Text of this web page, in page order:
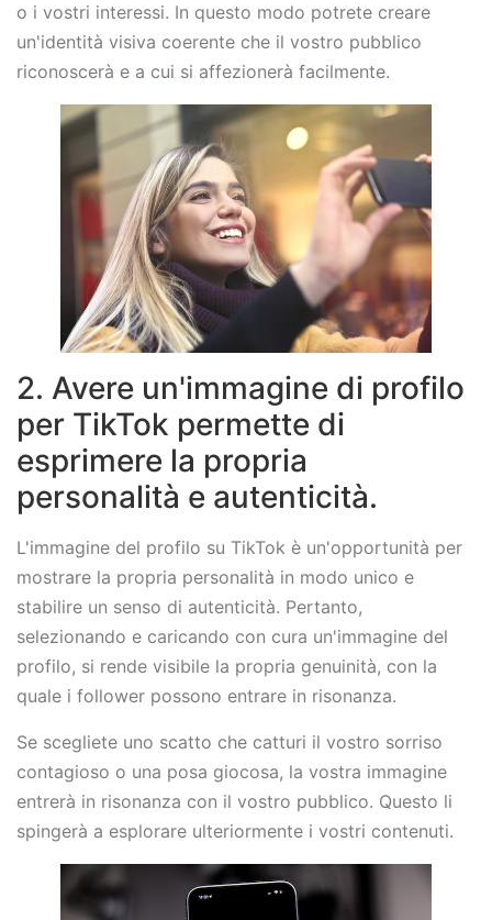
o i vostri interessi. In questo modo potrete creare
un'identità visiva coerente che il vostro pubblico
riconoscerà e a cui si affezionerà facilmente.
2. Avere un'immagine di profilo
per TikTok permette di
esprimere la propria
personalità e autenticità.
L'immagine del profilo su TikTok è un'opportunità per
mostrare la propria personalità in modo unico e
stabilire un senso di autenticità. Pertanto,
selezionando e caricando con cura un'immagine del
profilo, si rende visibile la propria genuinità, con la
quale i follower possono entrare in risonanza.
Se scegliete uno scatto che catturi il vostro sorriso
contagioso o una posa giocosa, la vostra immagine
entrerà in risonanza con il vostro pubblico. Questo li
spingerà a esplorare ulteriormente i vostri contenuti.